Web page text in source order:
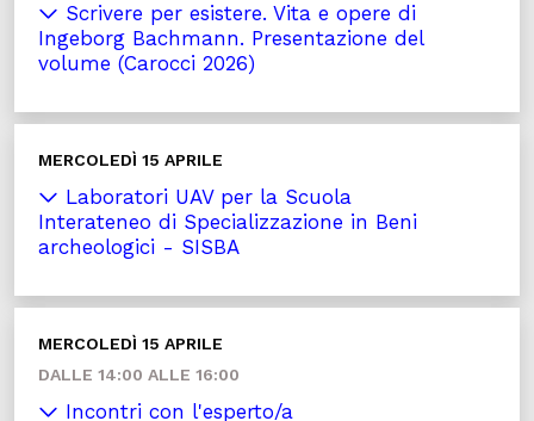
Scrivere per esistere. Vita e opere di
Ingeborg Bachmann. Presentazione del
volume (Carocci 2026)
MERCOLEDÌ 15 APRILE
Laboratori UAV per la Scuola
Interateneo di Specializzazione in Beni
archeologici - SISBA
MERCOLEDÌ 15 APRILE
DALLE 14:00 ALLE 16:00
Incontri con l'esperto/a